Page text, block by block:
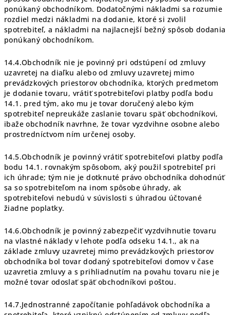
ponúkaný obchodníkom. Dodatočnými nákladmi sa rozumie
rozdiel medzi nákladmi na dodanie, ktoré si zvolil
spotrebiteľ, a nákladmi na najlacnejší bežný spôsob dodania
ponúkaný obchodníkom.
14.4.Obchodník nie je povinný pri odstúpení od zmluvy
uzavretej na diaľku alebo od zmluvy uzavretej mimo
prevádzkových priestorov obchodníka, ktorých predmetom
je dodanie tovaru, vrátiť spotrebiteľovi platby podľa bodu
14.1. pred tým, ako mu je tovar doručený alebo kým
spotrebiteľ nepreukáže zaslanie tovaru späť obchodníkovi,
ibaže obchodník navrhne, že tovar vyzdvihne osobne alebo
prostredníctvom ním určenej osoby.
14.5.Obchodník je povinný vrátiť spotrebiteľovi platby podľa
bodu 14.1. rovnakým spôsobom, aký použil spotrebiteľ pri
ich úhrade; tým nie je dotknuté právo obchodníka dohodnúť
sa so spotrebiteľom na inom spôsobe úhrady, ak
spotrebiteľovi nebudú v súvislosti s úhradou účtované
žiadne poplatky.
14.6.Obchodník je povinný zabezpečiť vyzdvihnutie tovaru
na vlastné náklady v lehote podľa odseku 14.1., ak na
základe zmluvy uzavretej mimo prevádzkových priestorov
obchodníka bol tovar dodaný spotrebiteľovi domov v čase
uzavretia zmluvy a s prihliadnutím na povahu tovaru nie je
možné tovar odoslať späť obchodníkovi poštou.
14.7.Jednostranné započítanie pohľadávok obchodníka a